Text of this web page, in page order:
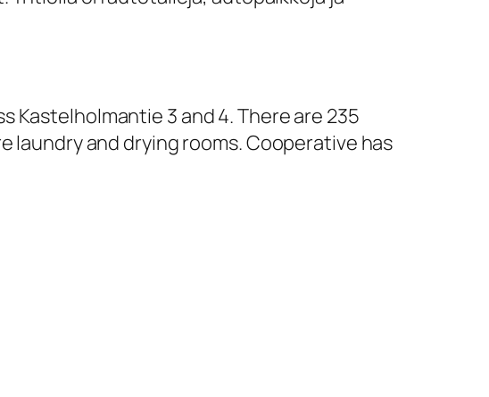
Kastelholmantie 3 and 4. There are 235
laundry and drying rooms. Cooperative has